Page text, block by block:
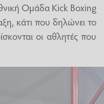
Ομάδα Kick Boxing
κάτι που δηλώνει το
οι αθλητές που